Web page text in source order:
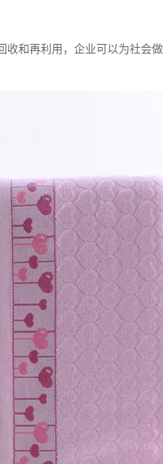
和再利用，企业可以为社会